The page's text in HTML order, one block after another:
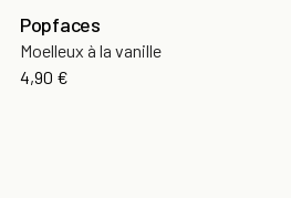
Popfaces
Moelleux à la vanille
4,90 €